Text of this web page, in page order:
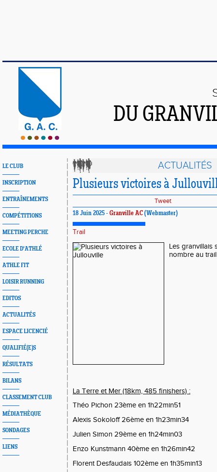
DU
LE CLUB
INSCRIPTION
ENTRAÎNEMENTS
COMPÉTITIONS
MEETING PERCHE
ECOLE D'ATHLÉ
ATHLE FIT
LOISIR RUNNING
EDITOS
ACTUALITÉS
ESPACE LICENCIÉ
QUALIFIÉ(E)S
RÉSULTATS
BILANS
CLASSEMENT CLUB
MÉDIATHÈQUE
SONDAGES
LIENS
ACTUALITÉS
Plusieurs victoires à
Tweet
18 Juin 2025 - Granville AC (Webmaster)
Trail
Les granvillais
nombre au
La Terre et Mer (18km, 485 finishers) :
Théo Pichon 23ème en 1h22min51
Alexis Sokoloff 26ème en 1h23min34
Julien Simon 29ème en 1h24min03
Enzo Kunstmann 40ème en 1h26min42
Florent Desfaudais 102ème en 1h35min13